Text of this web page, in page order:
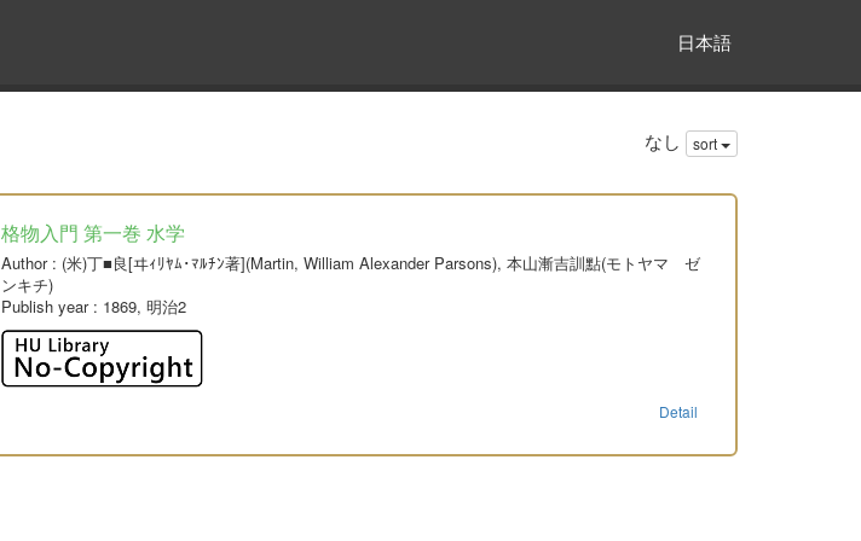
日本語
なし sort
格物入門 第一巻 水学
Author: (米)丁■良[ヰｨﾘﾔﾑ･ﾏﾙﾁﾝ著](Martin, William Alexander Parsons), 本山漸吉訓點(モトヤマ ゼ
ンキチ)
Publish year: 1869, 明治2
Detail